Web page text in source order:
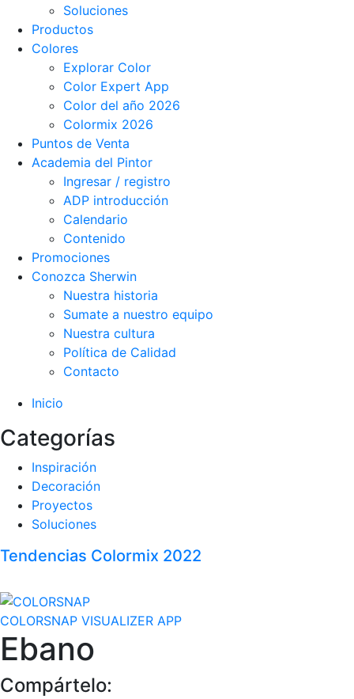
Soluciones
Productos
Colores
Explorar Color
Color Expert App
Color del año 2026
Colormix 2026
Puntos de Venta
Academia del Pintor
Ingresar / registro
ADP introducción
Calendario
Contenido
Promociones
Conozca Sherwin
Nuestra historia
Sumate a nuestro equipo
Nuestra cultura
Política de Calidad
Contacto
Inicio
Categorías
Inspiración
Decoración
Proyectos
Soluciones
Tendencias Colormix 2022
COLORSNAP VISUALIZER APP
Ebano
Compártelo: